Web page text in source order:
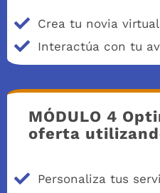
Crea tu novia
Interactúa con tu
MÓDULO 4
oferta
Personaliza tus